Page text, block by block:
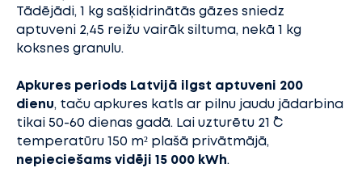
Tādējādi, 1 kg sašķidrinātās gāzes sniedz
aptuveni 2,45 reižu vairāk siltuma, nekā 1 kg
koksnes granulu.
Apkures periods Latvijā ilgst aptuveni 200
dienu, taču apkures katls ar pilnu jaudu jādarbina
tikai 50-60 dienas gadā. Lai uzturētu 21 ˚C
temperatūru 150 m² plašā privātmājā,
nepieciešams vidēji 15 000 kWh.